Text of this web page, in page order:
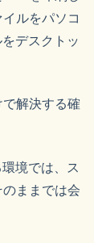
ルをパソコ
デスクトッ
解決する確
境では、ス
ままでは会